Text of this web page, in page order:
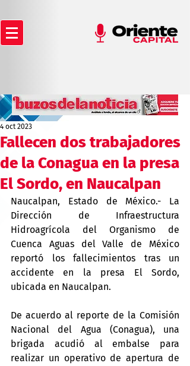
Fallecen dos trabajadores
de la Conagua en la presa
El Sordo, en Naucalpan
4 oct 2023
Naucalpan, Estado de México.- La
Dirección de Infraestructura
Hidroagrícola del Organismo de
Cuenca Aguas del Valle de México
reportó los fallecimientos tras un
accidente en la presa El Sordo,
ubicada en Naucalpan.
De acuerdo al reporte de la Comisión
Nacional del Agua (Conagua), una
brigada acudió al embalse para
realizar un operativo de apertura de